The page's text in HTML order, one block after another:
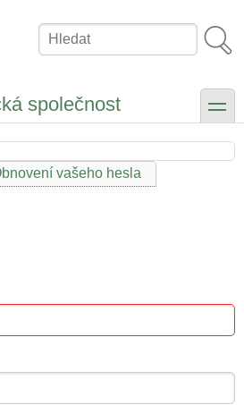
Hledat
společnost toggle
vašeho hesla